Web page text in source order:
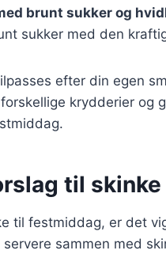
brunt sukker og
sukker med den
efter din egen
krydderier og
til
til festmiddag, er det
sammen med